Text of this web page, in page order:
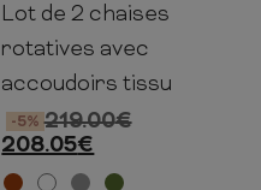
85cm 55cm
Lot de 2 chaises
rotatives avec
accoudoirs tissu
219.00€
-5%
208.05€